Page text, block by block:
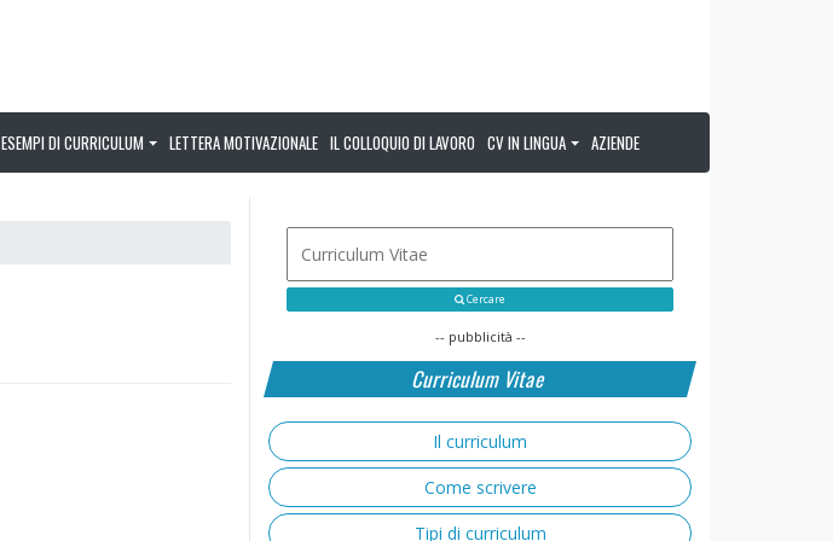
ESEMPI DI CURRICULUM LETTERA MOTIVAZIONALE IL COLLOQUIO DI LAVORO CV IN LINGUA AZIENDE
Cercare
-- pubblicità --
Curriculum Vitae
Il curriculum
Come scrivere
Tipi di curriculum